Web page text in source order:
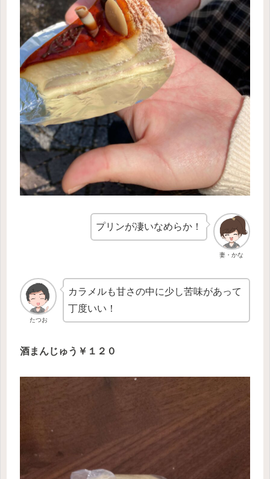
妻・かな
プリンが凄いなめらか！
たつお
カラメルも甘さの中に少し苦味があって
丁度いい！
酒まんじゅう￥１２０